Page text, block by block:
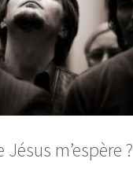
m’espère ?